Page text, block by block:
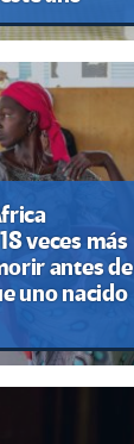
veces más
antes de
uno nacido